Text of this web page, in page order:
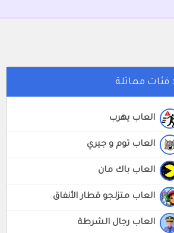
فئات مماثلة
العاب يهرب
العاب توم و جيري
العاب باك مان
العاب متزلجو قطار الأنفاق
العاب رجال الشرطة